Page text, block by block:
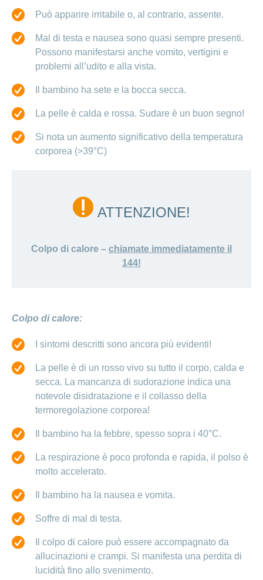
Può apparire irritabile o, al contrario, assente.
Mal di testa e nausea sono quasi sempre presenti.
Possono manifestarsi anche vomito, vertigini e
problemi all’udito e alla vista.
Il bambino ha sete e la bocca secca.
La pelle è calda e rossa. Sudare è un buon segno!
Si nota un aumento significativo della temperatura
corporea (>39°C)
ATTENZIONE!
Colpo di calore – chiamate immediatamente il
144!
Colpo di calore:
I sintomi descritti sono ancora più evidenti!
La pelle è di un rosso vivo su tutto il corpo, calda e
secca. La mancanza di sudorazione indica una
notevole disidratazione e il collasso della
termoregolazione corporea!
Il bambino ha la febbre, spesso sopra i 40°C.
La respirazione è poco profonda e rapida, il polso è
molto accelerato.
Il bambino ha la nausea e vomita.
Soffre di mal di testa.
Il colpo di calore può essere accompagnato da
allucinazioni e crampi. Si manifesta una perdita di
lucidità fino allo svenimento.